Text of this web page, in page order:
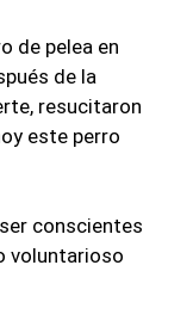
de pelea en
de la
resucitaron
este perro
conscientes
voluntarioso